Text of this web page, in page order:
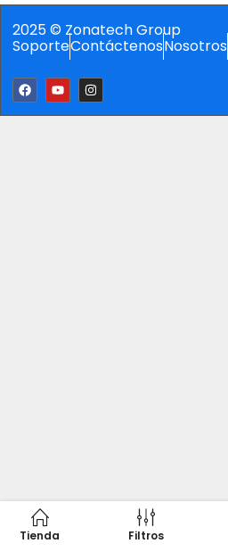
2025 © Zonatech Group
SoporteContáctenosNosotros
Tienda Filtros